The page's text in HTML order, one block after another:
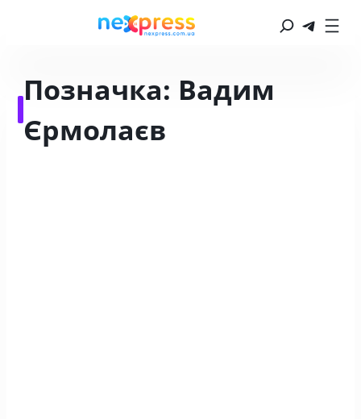
Позначка: Вадим
Єрмолаєв